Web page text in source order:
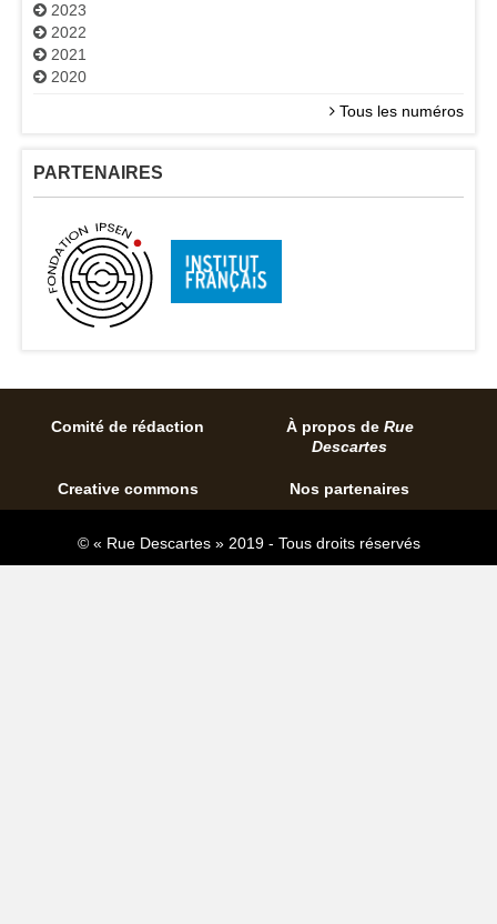
2023
2022
2021
2020
Tous les numéros
PARTENAIRES
Comité de rédaction À propos de Rue
Descartes
Creative commons Nos partenaires
© « Rue Descartes » 2019 - Tous droits réservés